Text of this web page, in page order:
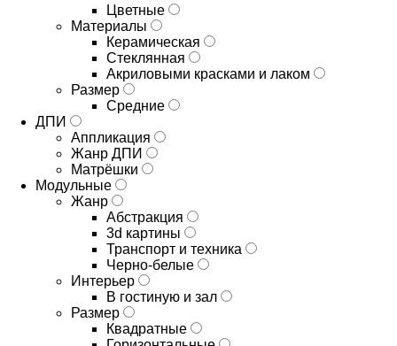
Цветные
Материалы
Керамическая
Стеклянная
Акриловыми красками и лаком
Размер
Средние
ДПИ
Аппликация
Жанр ДПИ
Матрёшки
Модульные
Жанр
Абстракция
3d картины
Транспорт и техника
Черно-белые
Интерьер
В гостиную и зал
Размер
Квадратные